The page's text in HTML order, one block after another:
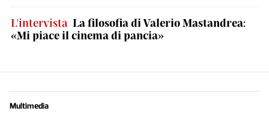
L'intervista La filosofia di Valerio Mastandrea:
«Mi piace il cinema di pancia»
Multimedia